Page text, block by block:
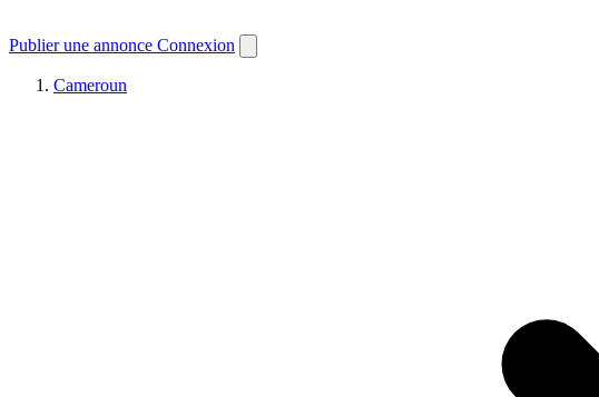
Publier une annonce Connexion
Cameroun